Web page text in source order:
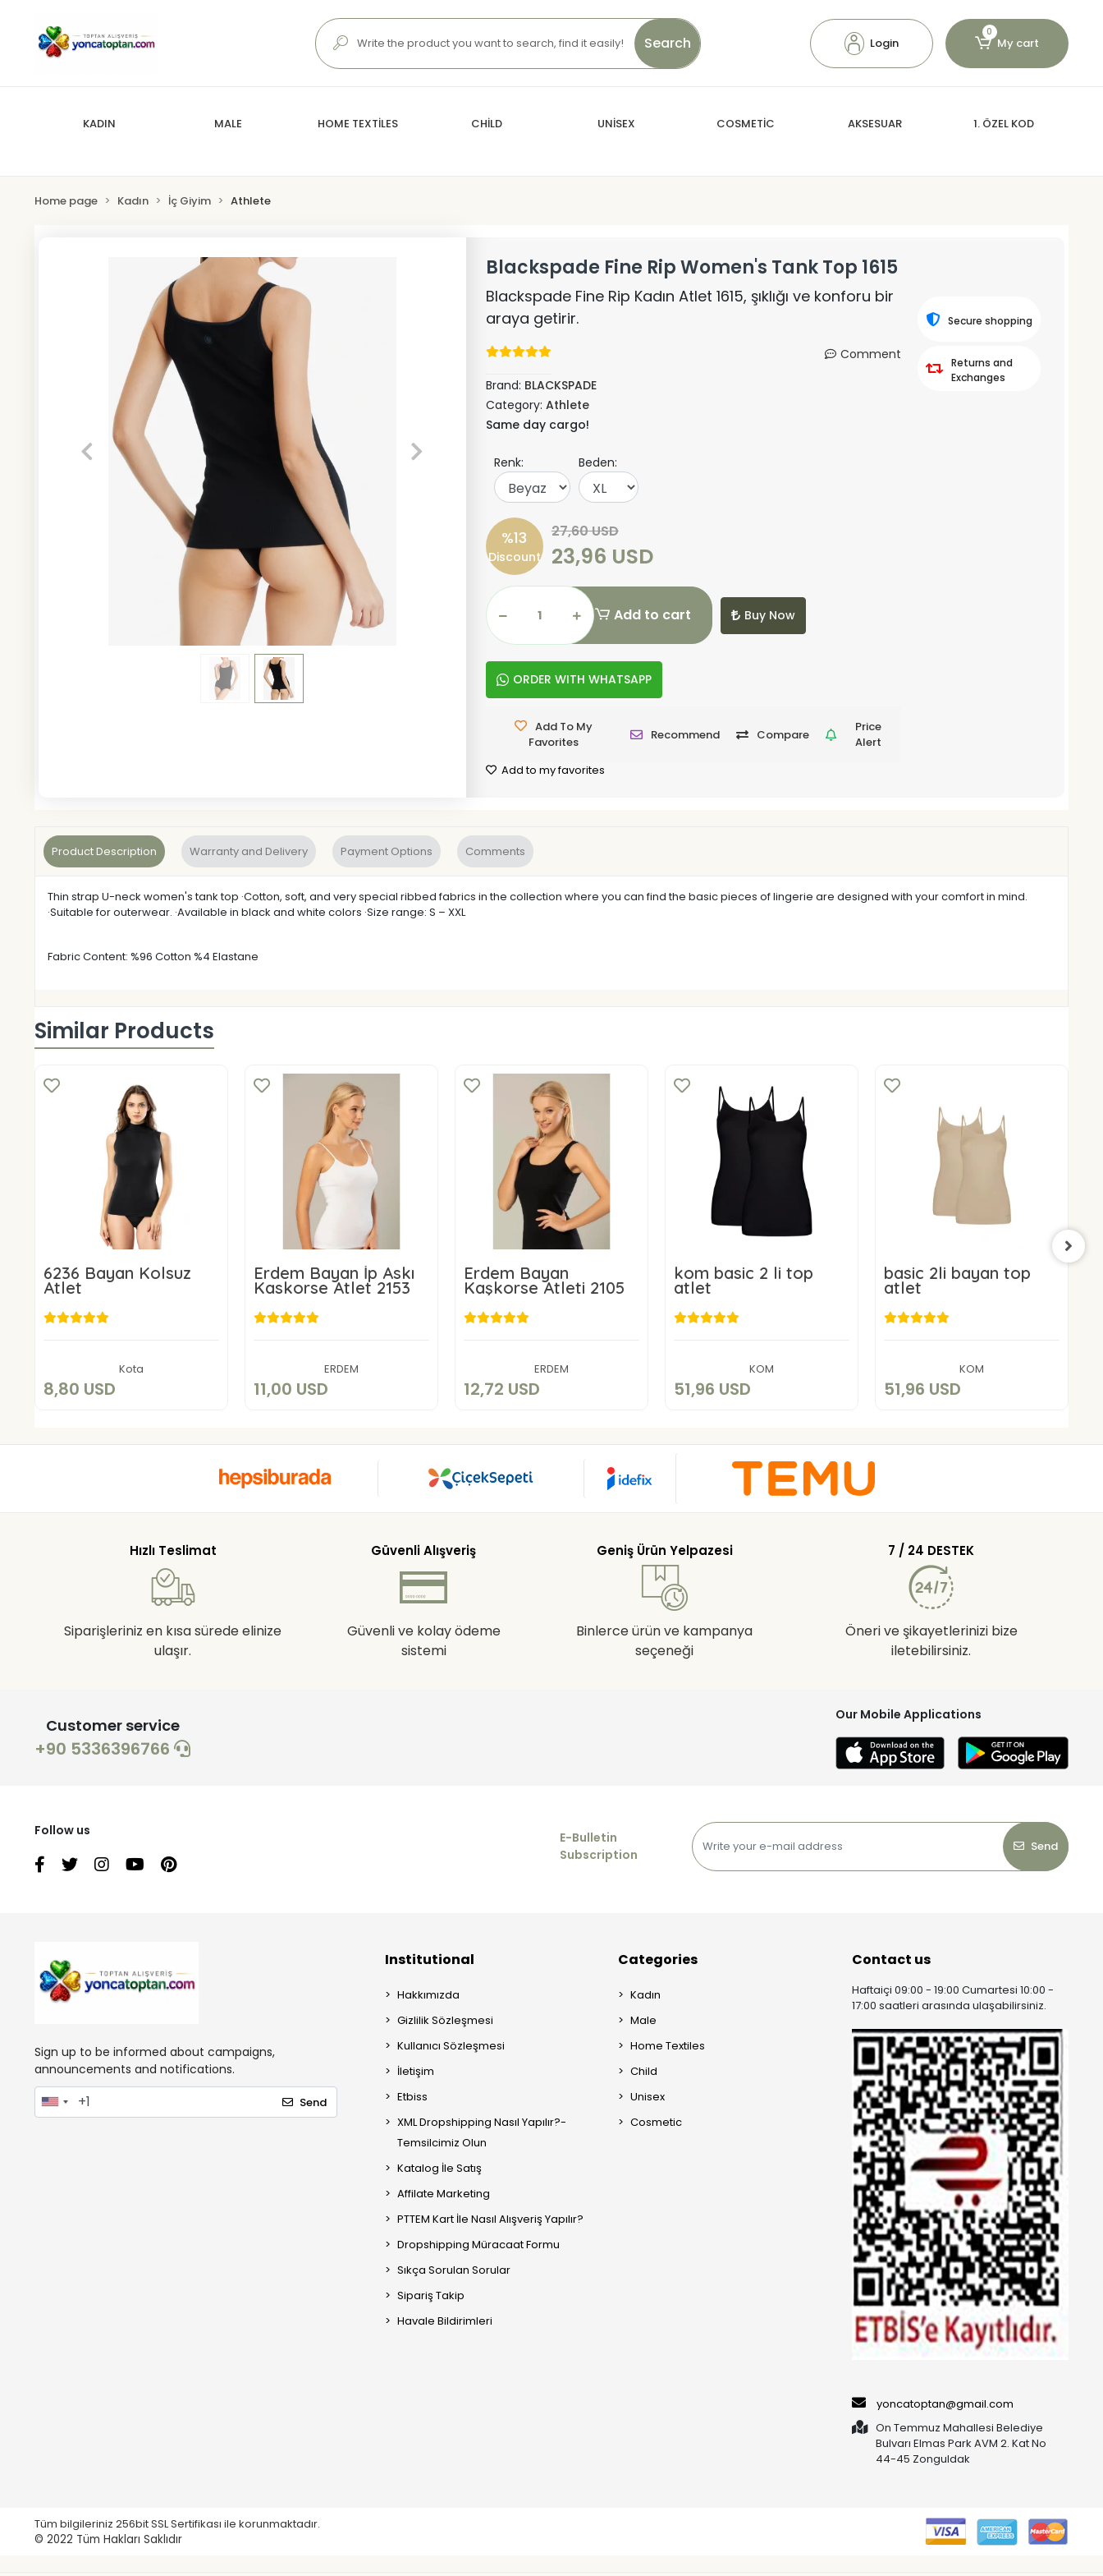
Search Login
0
My cart
KADIN MALE HOME TEXTİLES CHİLD UNİSEX COSMETİC AKSESUAR 1. ÖZEL KOD
Home page Kadın İç Giyim Athlete
Blackspade Fine Rip Women's Tank Top 1615
Blackspade Fine Rip Kadın Atlet 1615, şıklığı ve konforu bir
araya getirir.
Comment
Brand: BLACKSPADE
Category: Athlete
Same day cargo!
Renk: Beden:
%13
Discount
27,60 USD
23,96 USD
Add to cart Buy Now
ORDER WITH WHATSAPP
Add To My
Favorites
Recommend Compare
Price
Alert
Add to my favorites
Secure shopping
Returns and
Exchanges
Product Description Warranty and Delivery Payment Options Comments
Thin strap U-neck women's tank top ·Cotton, soft, and very special ribbed fabrics in the collection where you can find the basic pieces of lingerie are designed with your comfort in mind.
·Suitable for outerwear. ·Available in black and white colors ·Size range: S – XXL
Fabric Content: %96 Cotton %4 Elastane
Similar Products
6236 Bayan Kolsuz
Atlet
Kota
8,80 USD
Add to cart
Erdem Bayan İp Askı
Kaskorse Atlet 2153
ERDEM
11,00 USD
Add to cart
Erdem Bayan
Kaşkorse Atleti 2105
ERDEM
12,72 USD
Add to cart
kom basic 2 li top
atlet
KOM
51,96 USD
Add to cart
basic 2li bayan top
atlet
KOM
51,96 USD
Add to cart
Hızlı Teslimat
Siparişleriniz en kısa sürede elinize
ulaşır.
Güvenli Alışveriş
Güvenli ve kolay ödeme
sistemi
Geniş Ürün Yelpazesi
Binlerce ürün ve kampanya
seçeneği
7 / 24 DESTEK
Öneri ve şikayetlerinizi bize
iletebilirsiniz.
Customer service
+90 5336396766
Our Mobile Applications
Follow us
E-Bulletin
Subscription
Send
Sign up to be informed about campaigns,
announcements and notifications.
Send
Institutional
Hakkımızda
Gizlilik Sözleşmesi
Kullanıcı Sözleşmesi
İletişim
Etbiss
XML Dropshipping Nasıl Yapılır?-
Temsilcimiz Olun
Katalog İle Satış
Affilate Marketing
PTTEM Kart İle Nasıl Alışveriş Yapılır?
Dropshipping Müracaat Formu
Sıkça Sorulan Sorular
Sipariş Takip
Havale Bildirimleri
Categories
Kadın
Male
Home Textiles
Child
Unisex
Cosmetic
Contact us
Haftaiçi 09:00 - 19:00 Cumartesi 10:00 -
17:00 saatleri arasında ulaşabilirsiniz.
yoncatoptan@gmail.com
On Temmuz Mahallesi Belediye
Bulvarı Elmas Park AVM 2. Kat No
44-45 Zonguldak
Tüm bilgileriniz 256bit SSL Sertifikası ile korunmaktadır.
© 2022 Tüm Hakları Saklıdır